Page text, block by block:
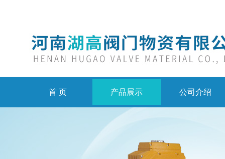
首 页 产品展示 公司介绍